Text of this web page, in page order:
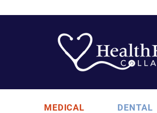
MEDICAL DENTAL